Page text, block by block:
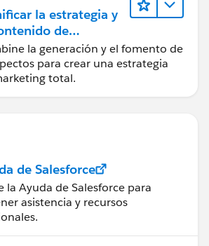
la estrategia y
de
con
Cloud
Engagement
la generación y el fomento de
para crear una estrategia
total.
de Salesforce
la Ayuda de Salesforce para
asistencia y recursos